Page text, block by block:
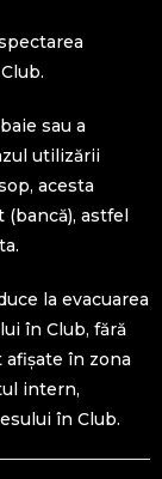
sau a
utilizării
acesta
(bancă), astfel
la evacuarea
în Club, fără
în zona
intern,
în Club.